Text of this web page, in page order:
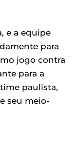
e a equipe
para
jogo contra
para a
paulista,
seu meio-